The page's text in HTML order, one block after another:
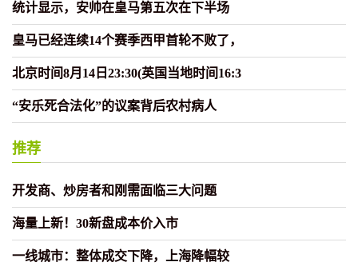
统计显示，安帅在皇马第五次在下半场
皇马已经连续14个赛季西甲首轮不败了，
北京时间8月14日23:30(英国当地时间16:3
“安乐死合法化”的议案背后农村病人
推荐
开发商、炒房者和刚需面临三大问题
海量上新！30新盘成本价入市
一线城市：整体成交下降，上海降幅较